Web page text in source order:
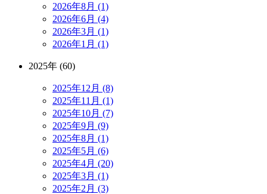
2026年8月 (1)
2026年6月 (4)
2026年3月 (1)
2026年1月 (1)
2025年 (60)
2025年12月 (8)
2025年11月 (1)
2025年10月 (7)
2025年9月 (9)
2025年8月 (1)
2025年5月 (6)
2025年4月 (20)
2025年3月 (1)
2025年2月 (3)